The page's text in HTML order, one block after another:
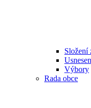
Složení
Výbory
Rada obce